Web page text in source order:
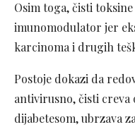
Osim toga, čisti
imunomodulator jer
karcinoma i drugih
Postoje dokazi da
antivirusno, čisti creva
dijabetesom, ubrzava